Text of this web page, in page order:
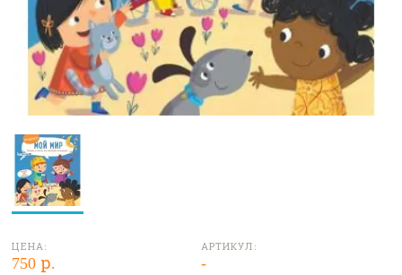
ЦЕНА:
750 р.
АРТИКУЛ:
-